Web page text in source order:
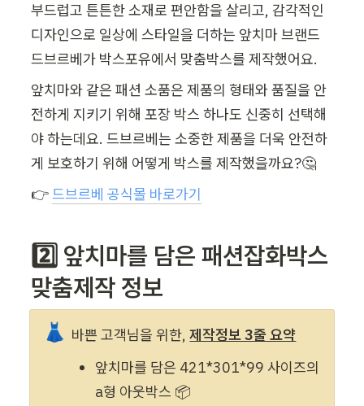
부드럽고 튼튼한 소재로 편안함을 살리고, 감각적인
디자인으로 일상에 스타일을 더하는 앞치마 브랜드
드브르베가 박스포유에서 맞춤박스를 제작했어요.
앞치마와 같은 패션 소품은 제품의 형태와 품질을 안
전하게 지키기 위해 포장 박스 하나도 신중히 선택해
야 하는데요. 드브르베는 소중한 제품을 더욱 안전하
게 보호하기 위해 어떻게 박스를 제작했을까요?🤔
👉 드브르베 공식몰 바로가기
2️⃣ 앞치마를 담은 패션잡화박스
맞춤제작 정보
👗 바쁜 고객님을 위한, 제작정보 3줄 요약
앞치마를 담은 421*301*99 사이즈의
a형 아웃박스 📦